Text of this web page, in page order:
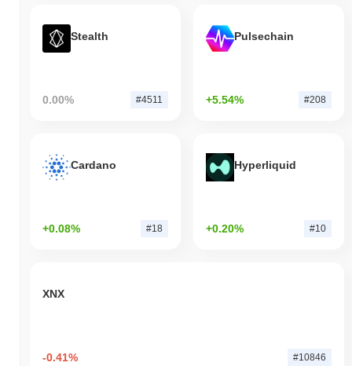
Stealth
0.00% #4511
Pulsechain
+5.54% #208
Cardano
+0.08% #18
Hyperliquid
+0.20% #10
XNX
-0.41% #10846